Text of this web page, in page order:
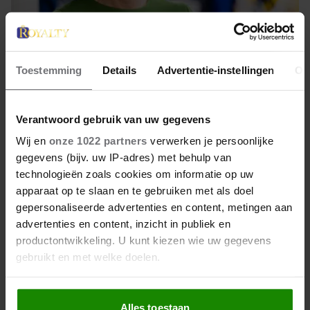
Toestemming Details Advertentie-instellingen
Verantwoord gebruik van uw gegevens
Wij en onze 1022 partners verwerken je persoonlijke
gegevens (bijv. uw IP-adres) met behulp van
technologieën zoals cookies om informatie op uw
apparaat op te slaan en te gebruiken met als doel
gepersonaliseerde advertenties en content, metingen aan
advertenties en content, inzicht in publiek en
productontwikkeling. U kunt kiezen wie uw gegevens
gebruikt en met welke doelen.
Als u het toestaat, willen we ook graag:
Alles toestaan
12 februari 2026
MÁXIMA OPENT
INTERNATIONAAL JAAR VAN
DE VRIJWILLIGER MET LAATSTE
PUZZELSTUK
Koningin Máxima heeft donderdag in de
Stadsschouwburg in Utrecht het Internationaal Jaar
van de Vrijwilliger geopend. Dat deed ze op een
speelse manier: door samen met Vrijwilligerswerk
Nederland het laatste puzzelstuk te plaatsen, waarna